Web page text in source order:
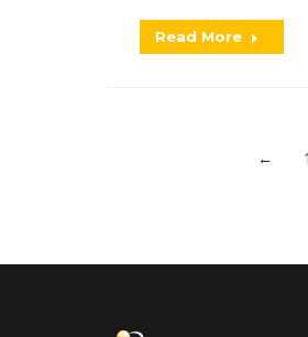
Read More
← 1